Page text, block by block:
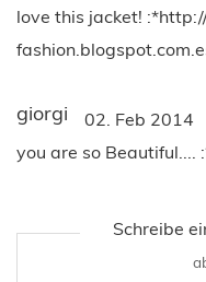
love this jacket!
giorgi 02. Feb 2014
you are so Beautiful....
Schreibe